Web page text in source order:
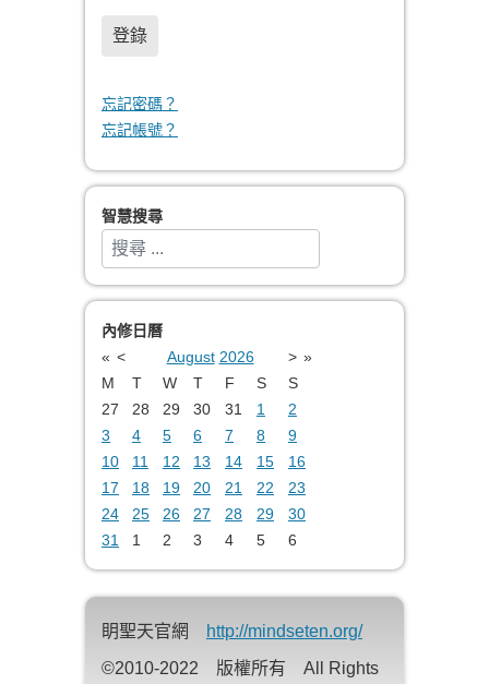
登錄
忘記密碼？
忘記帳號？
智慧搜尋
搜索
Type 2 or more characters for results.
內修日曆
« < August 2026 > »
M
T W T F S
S
27
28 29 30 31 1
2
3
4 5 6 7 8
9
10
11 12 13 14 15
16
17
18 19 20 21 22
23
24
25 26 27 28 29
30
31
1 2 3 4 5 6
眀聖天官網
http://mindseten.org/
©2010-2022 版權所有 All Rights